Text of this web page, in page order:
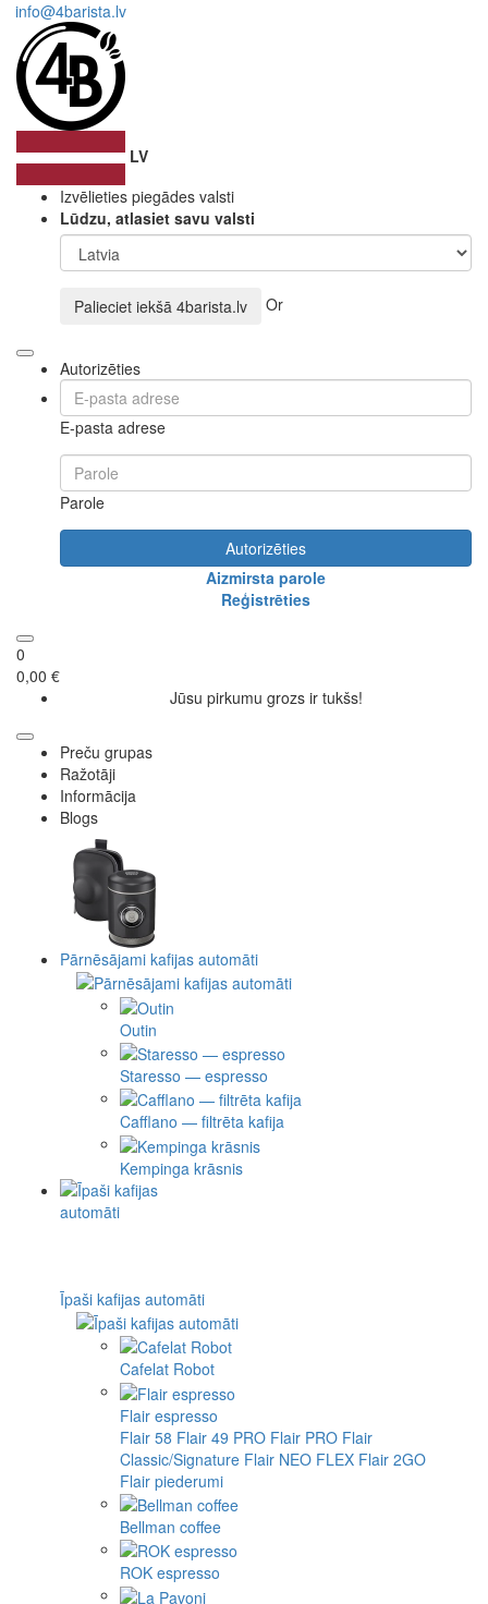
info@4barista.lv
LV
Izvēlieties piegādes valsti
Lūdzu, atlasiet savu valsti
Palieciet iekšā 4barista.lv Or
Autorizēties
E-pasta adrese
Parole
Autorizēties
Aizmirsta parole
Reģistrēties
0
0,00 €
Jūsu pirkumu grozs ir tukšs!
Preču grupas
Ražotāji
Informācija
Blogs
Pārnēsājami kafijas automāti
Outin
Staresso — espresso
Cafflano — filtrēta kafija
Kempinga krāsnis
Īpaši kafijas automāti
Cafelat Robot
Flair espresso
Flair 58 Flair 49 PRO Flair PRO Flair
Classic/Signature Flair NEO FLEX Flair 2GO
Flair piederumi
Bellman coffee
ROK espresso